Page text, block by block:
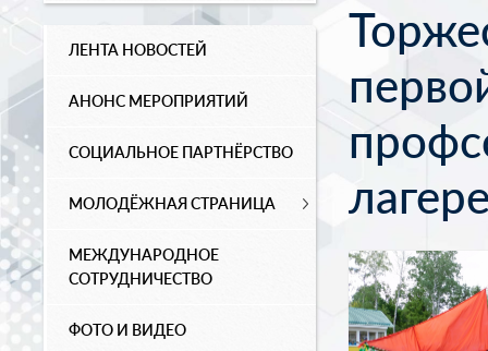
ЛЕНТА НОВОСТЕЙ
АНОНС МЕРОПРИЯТИЙ
СОЦИАЛЬНОЕ ПАРТНЁРСТВО
МОЛОДЁЖНАЯ СТРАНИЦА
МЕЖДУНАРОДНОЕ
СОТРУДНИЧЕСТВО
ФОТО И ВИДЕО